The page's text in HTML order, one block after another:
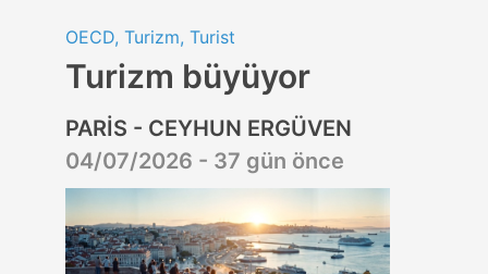
OECD, Turizm, Turist
Turizm büyüyor
PARİS - CEYHUN ERGÜVEN
04/07/2026 - 37 gün önce